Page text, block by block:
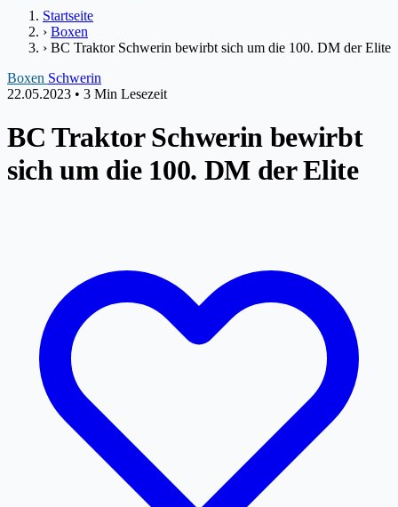
Startseite
› Boxen
› BC Traktor Schwerin bewirbt sich um die 100. DM der Elite
Boxen Schwerin
22.05.2023 • 3 Min Lesezeit
BC Traktor Schwerin bewirbt
sich um die 100. DM der Elite